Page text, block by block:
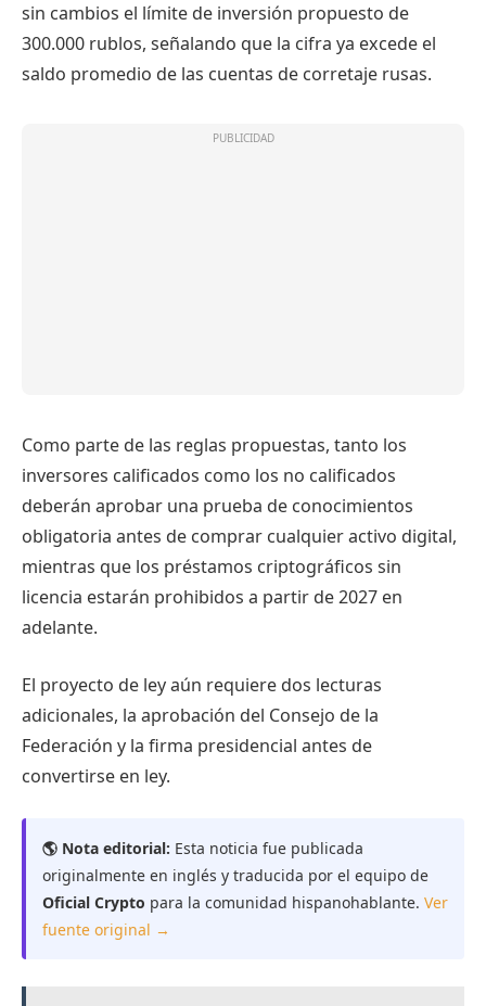
sin cambios el límite de inversión propuesto de
300.000 rublos, señalando que la cifra ya excede el
saldo promedio de las cuentas de corretaje rusas.
Como parte de las reglas propuestas, tanto los
inversores calificados como los no calificados
deberán aprobar una prueba de conocimientos
obligatoria antes de comprar cualquier activo digital,
mientras que los préstamos criptográficos sin
licencia estarán prohibidos a partir de 2027 en
adelante.
El proyecto de ley aún requiere dos lecturas
adicionales, la aprobación del Consejo de la
Federación y la firma presidencial antes de
convertirse en ley.
🌎 Nota editorial: Esta noticia fue publicada
originalmente en inglés y traducida por el equipo de
Oficial Crypto para la comunidad hispanohablante. Ver
fuente original →